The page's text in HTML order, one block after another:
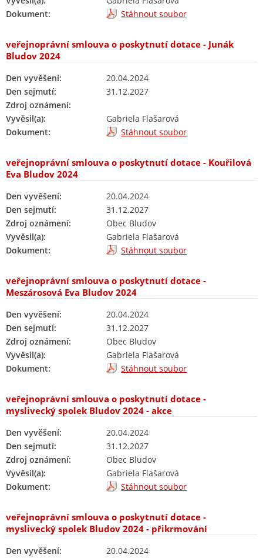
Dokument:
Stáhnout soubor
veřejnoprávní smlouva o poskytnutí dotace - Junák
Bludov 2024
Den vyvěšení:
20.04.2024
Den sejmutí:
31.12.2027
Zdroj oznámení:
Vyvěsil(a):
Gabriela Flašarová
Dokument:
Stáhnout soubor
veřejnoprávní smlouva o poskytnutí dotace - Kouřilová
Eva Bludov 2024
Den vyvěšení:
20.04.2024
Den sejmutí:
31.12.2027
Zdroj oznámení:
Obec Bludov
Vyvěsil(a):
Gabriela Flašarová
Dokument:
Stáhnout soubor
veřejnoprávní smlouva o poskytnutí dotace -
Meszárosová Eva Bludov 2024
Den vyvěšení:
20.04.2024
Den sejmutí:
31.12.2027
Zdroj oznámení:
Obec Bludov
Vyvěsil(a):
Gabriela Flašarová
Dokument:
Stáhnout soubor
veřejnoprávní smlouva o poskytnutí dotace -
myslivecký spolek Bludov 2024 - akce
Den vyvěšení:
20.04.2024
Den sejmutí:
31.12.2027
Zdroj oznámení:
Obec Bludov
Vyvěsil(a):
Gabriela Flašarová
Dokument:
Stáhnout soubor
veřejnoprávní smlouva o poskytnutí dotace -
myslivecký spolek Bludov 2024 - přikrmování
Den vyvěšení: 20.04.2024